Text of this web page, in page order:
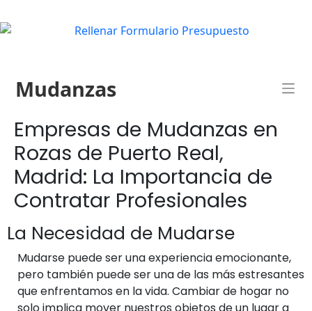
Mudanzas
Empresas de Mudanzas en
Rozas de Puerto Real,
Madrid: La Importancia de
Contratar Profesionales
La Necesidad de Mudarse
Mudarse puede ser una experiencia emocionante,
pero también puede ser una de las más estresantes
que enfrentamos en la vida. Cambiar de hogar no
solo implica mover nuestros objetos de un lugar a